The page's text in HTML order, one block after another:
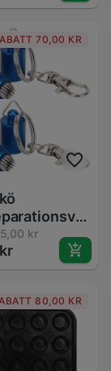
70,00 KR
kr
80,00 KR